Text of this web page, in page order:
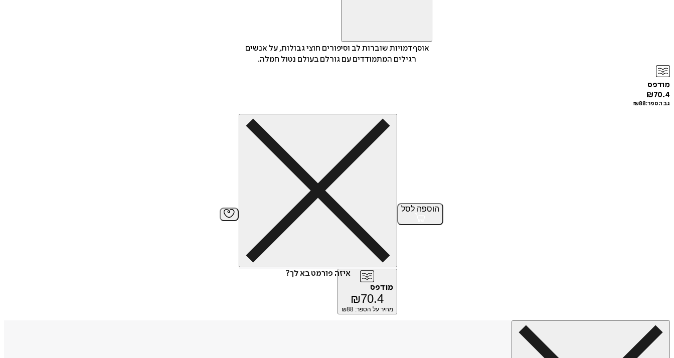
אוסף דמויות שוברות לב וסיפורים חוצי גבולות, על אנשים
רגילים המתמודדים עם גורלם בעולם נטול חמלה.
מודפס
₪70.4
גב הספר: ₪88
הוספה לסל
איזה פורמט בא לך?
מודפס
₪70.4
מחיר על הספר: ₪88